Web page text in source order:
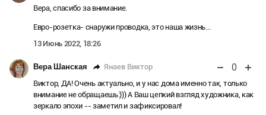
Вера, спасибо за внимание.
Евро-розетка- снаружи проводка, это наша жизнь...
13 Июнь 2022, 18:26
Вера Шанская Янаев Виктор 0
Виктор, ДА! Очень актуально, и у нас дома именно так, только
внимание не обращаешь:))) А Ваш цепкий взгляд художника, как
зеркало эпохи -- заметил и зафиксировал!